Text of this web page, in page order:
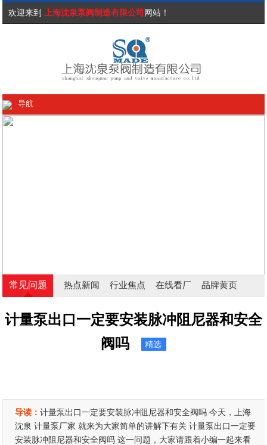
欢迎来到 上海沈泉泵阀制造有限公司 网站！
导航
常见问题 热点新闻 行业焦点 在线看厂 品牌黄页
计量泵出口一定要安装脉冲阻尼器和安全
阀吗
精选
导读：计量泵出口一定要安装脉冲阻尼器和安全阀吗 今天，上海
沈泉 计量泵厂家 就来为大家简单的讲解下有关 计量泵出口一定要
安装脉冲阻尼器和安全阀吗 这一问题，大家请跟着小编一起来看